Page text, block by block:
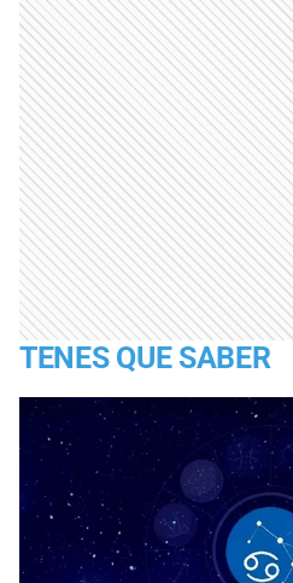
TENES QUE SABER